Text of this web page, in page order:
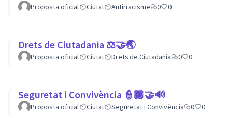
Proposta oficial Ciutat Antirracisme 0 0
Drets de Ciutadania ⚖️🤝🌏
Proposta oficial Ciutat Drets de Ciutadania 0 0
Seguretat i Convivència 👮🏿🤝🔊
Proposta oficial Ciutat Seguretat i Convivència 0 0